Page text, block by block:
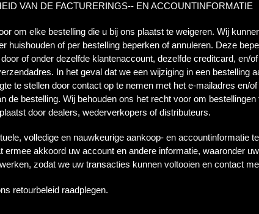
VAN DE FACTURERINGS-- EN ACCOUNTINFORMATIE
om elke bestelling die u bij ons plaatst te weigeren. Wij
huishouden of per bestelling beperken of annuleren. Deze
of onder dezelfde klantenaccount, dezelfde creditcard, en/
In het geval dat we een wijziging in een bestelling
te stellen door contact op te nemen met het e-mailadres en/
de bestelling. Wij behouden ons het recht voor om
door dealers, wederverkopers of distributeurs.
volledige en nauwkeurige aankoop- en accountinformatie
ermee akkoord uw account en andere informatie, waaronder
zodat we uw transacties kunnen voltooien en contact
retourbeleid raadplegen.